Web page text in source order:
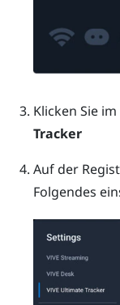
Klicken Sie
Tracker
Auf der
Folgendes